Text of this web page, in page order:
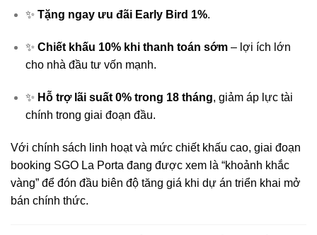
✨ Tặng ngay ưu đãi Early Bird 1%.
✨ Chiết khấu 10% khi thanh toán sớm– lợi ích lớn
cho nhà đầu tư vốn mạnh.
✨ Hỗ trợ lãi suất 0% trong 18 tháng, giảm áp lực tài
chính trong giai đoạn đầu.
Với chính sách linh hoạt và mức chiết khấu cao, giai đoạn
booking SGO La Porta đang được xem là “khoảnh khắc
vàng” để đón đầu biên độ tăng giá khi dự án triển khai mở
bán chính thức.